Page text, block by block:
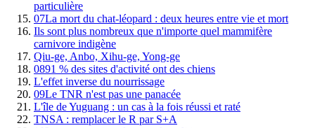
particulière
07La mort du chat-léopard : deux heures entre vie et mort
Ils sont plus nombreux que n'importe quel mammifère
carnivore indigène
Qiu-ge, Anbo, Xihu-ge, Yong-ge
0891 % des sites d'activité ont des chiens
L'effet inverse du nourrissage
09Le TNR n'est pas une panacée
L'île de Yuguang : un cas à la fois réussi et raté
TNSA : remplacer le R par S+A